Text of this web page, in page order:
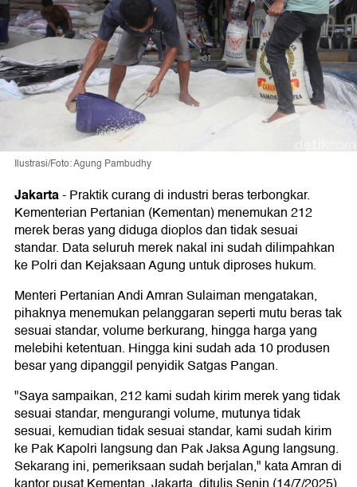
Ilustrasi/Foto: Agung Pambudhy
Jakarta-Praktik curang di industri beras terbongkar.
Kementerian Pertanian (Kementan) menemukan 212
merek beras yang diduga dioplos dan tidak sesuai
standar. Data seluruh merek nakal ini sudah dilimpahkan
ke Polri dan Kejaksaan Agung untuk diproses hukum.
Menteri Pertanian Andi Amran Sulaiman mengatakan,
pihaknya menemukan pelanggaran seperti mutu beras tak
sesuai standar, volume berkurang, hingga harga yang
melebihi ketentuan. Hingga kini sudah ada 10 produsen
besar yang dipanggil penyidik Satgas Pangan.
"Saya sampaikan, 212 kami sudah kirim merek yang tidak
sesuai standar, mengurangi volume, mutunya tidak
sesuai, kemudian tidak sesuai standar, kami sudah kirim
ke Pak Kapolri langsung dan Pak Jaksa Agung langsung.
Sekarang ini, pemeriksaan sudah berjalan," kata Amran di